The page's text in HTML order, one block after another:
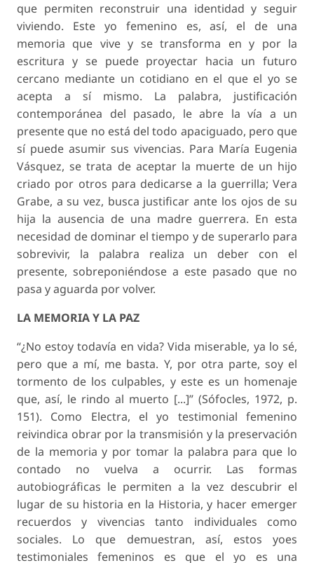
que permiten reconstruir una identidad y seguir
viviendo. Este yo femenino es, así, el de una
memoria que vive y se transforma en y por la
escritura y se puede proyectar hacia un futuro
cercano mediante un cotidiano en el que el yo se
acepta a sí mismo. La palabra, justificación
contemporánea del pasado, le abre la vía a un
presente que no está del todo apaciguado, pero que
sí puede asumir sus vivencias. Para María Eugenia
Vásquez, se trata de aceptar la muerte de un hijo
criado por otros para dedicarse a la guerrilla; Vera
Grabe, a su vez, busca justificar ante los ojos de su
hija la ausencia de una madre guerrera. En esta
necesidad de dominar el tiempo y de superarlo para
sobrevivir, la palabra realiza un deber con el
presente, sobreponiéndose a este pasado que no
pasa y aguarda por volver.
LA MEMORIA Y LA PAZ
“¿No estoy todavía en vida? Vida miserable, ya lo sé,
pero que a mí, me basta. Y, por otra parte, soy el
tormento de los culpables, y este es un homenaje
que, así, le rindo al muerto [...]” (Sófocles, 1972, p.
151). Como Electra, el yo testimonial femenino
reivindica obrar por la transmisión y la preservación
de la memoria y por tomar la palabra para que lo
contado no vuelva a ocurrir. Las formas
autobiográficas le permiten a la vez descubrir el
lugar de su historia en la Historia, y hacer emerger
recuerdos y vivencias tanto individuales como
sociales. Lo que demuestran, así, estos yoes
testimoniales femeninos es que el yo es una